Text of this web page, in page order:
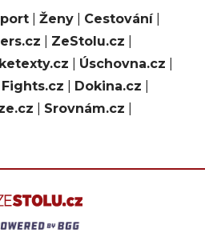
Ženy Cestování|
ZeStolu.cz
Úschovna.cz
Fights.cz Dokina.cz
Srovnám.cz